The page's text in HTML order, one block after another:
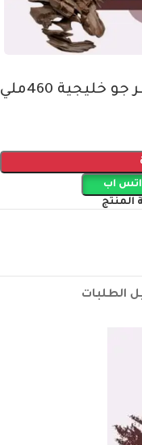
خليجية 460ملي
اب
المنتج
الطلبات